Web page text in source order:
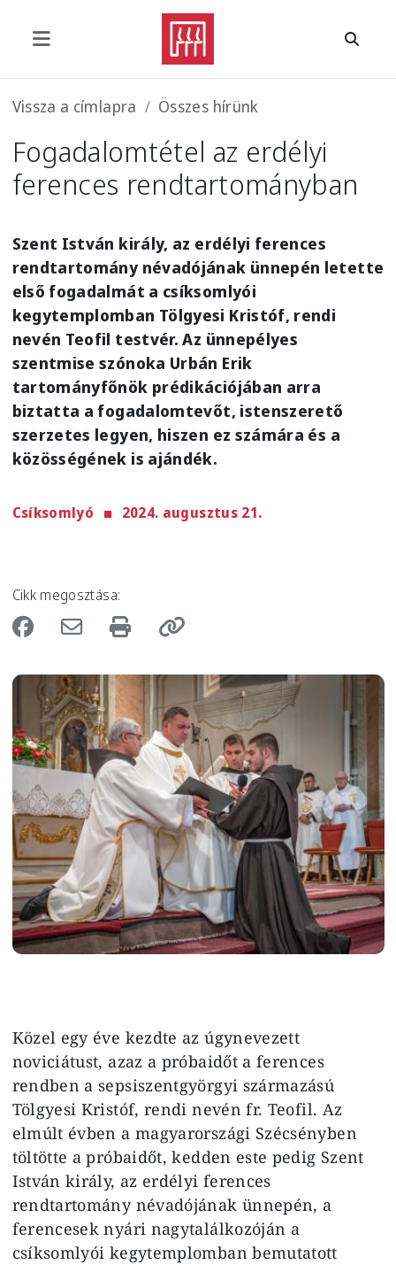
Morzsa
Vissza a címlapra Összes hírünk
Fogadalomtétel az erdélyi
ferences rendtartományban
Szent István király, az erdélyi ferences
rendtartomány névadójának ünnepén letette
első fogadalmát a csíksomlyói
kegytemplomban Tölgyesi Kristóf, rendi
nevén Teofil testvér. Az ünnepélyes
szentmise szónoka Urbán Erik
tartományfőnök prédikációjában arra
biztatta a fogadalomtevőt, istenszerető
szerzetes legyen, hiszen ez számára és a
közösségének is ajándék.
Csíksomlyó 2024. augusztus 21.
Cikk megosztása:
Image
Közel egy éve kezdte az úgynevezett
noviciátust, azaz a próbaidőt a ferences
rendben a sepsiszentgyörgyi származású
Tölgyesi Kristóf, rendi nevén fr. Teofil. Az
elmúlt évben a magyarországi Szécsényben
töltötte a próbaidőt, kedden este pedig Szent
István király, az erdélyi ferences
rendtartomány névadójának ünnepén, a
ferencesek nyári nagytalálkozóján a
csíksomlyói kegytemplomban bemutatott